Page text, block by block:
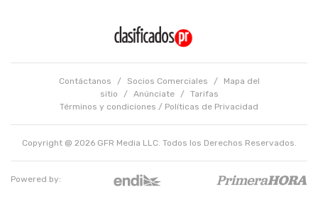
Contáctanos / Socios Comerciales /
Mapa del
sitio
/ Anúnciate /
Tarifas
Términos y condiciones / Políticas de Privacidad
Copyright @ 2026 GFR Media LLC. Todos los Derechos Reservados.
Powered by: